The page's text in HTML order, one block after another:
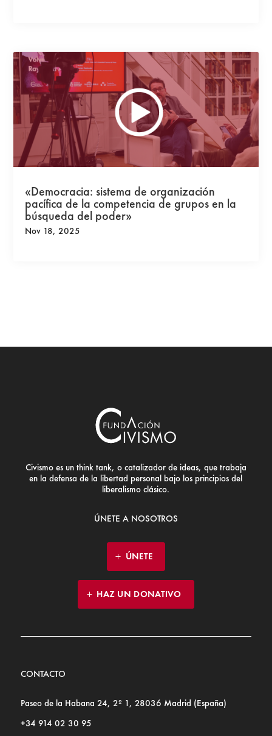
«Democracia: sistema de organización
pacífica de la competencia de grupos en la
búsqueda del poder»
Nov 18, 2025
Civismo es un think tank, o catalizador de ideas, que trabaja
en la defensa de la libertad personal bajo los principios del
liberalismo clásico.
ÚNETE A NOSOTROS
ÚNETE
HAZ UN DONATIVO
CONTACTO
Paseo de la Habana 24, 2º 1, 28036 Madrid (España)
+34 914 02 30 95